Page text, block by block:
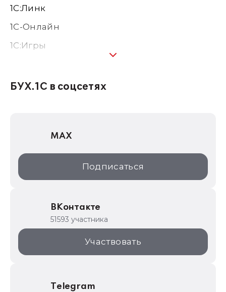
1С:Линк
1С-Онлайн
1C:Игры
1С:Консалтинг
1С:Дистрибьюция
1С:Образование
ИТС.1C.ru
1С:Торговая площадка
БУХ.1С в соцсетях
MAX
Подписаться
ВКонтакте
51593 участника
Участвовать
Telegram